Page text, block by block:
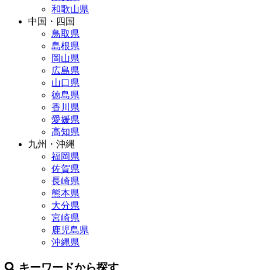
和歌山県
中国・四国
鳥取県
島根県
岡山県
広島県
山口県
徳島県
香川県
愛媛県
高知県
九州・沖縄
福岡県
佐賀県
長崎県
熊本県
大分県
宮崎県
鹿児島県
沖縄県
キーワードから探す